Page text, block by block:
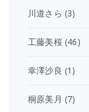
川道さら (3)
工藤美桜(46)
幸澤沙良 (1)
桐原美月 (7)